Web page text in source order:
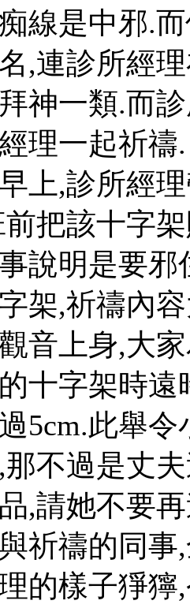
線是中邪.
,連診所經
神一類.而
理一起祈禱.
上,診所經
把該十字
說明是要
架,祈禱內
音上身,大
十字架時
5cm.此舉
不過是丈
,請她不要
祈禱的同
的樣子猙